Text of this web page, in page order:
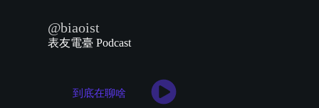
@biaoist
表友電臺 Podcast
到底在聊啥